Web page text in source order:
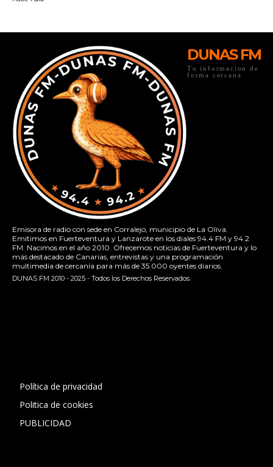
DUNAS FM
Tu informacion de
forma cercana
Emisora de radio con sede en Corralejo, municipio de La Oliva.
Emitimos en Fuerteventura y Lanzarote en los diales 94.4 FM y 94.2
FM. Nacimos en el año 2010. Ofrecemos noticias de Fuerteventura y lo
más destacado de Canarias, entrevistas y una programación
multimedia de cercanía para más de 35.000 oyentes diarios.
DUNAS FM 2010 - 2025 - Todos los Derechos Reservados.
Política de privacidad
Politica de cookies
PUBLICIDAD